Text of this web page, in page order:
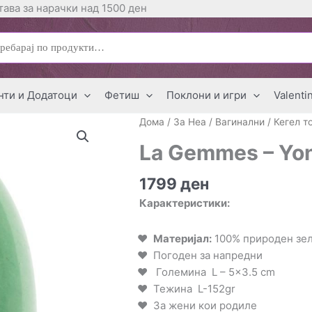
за нарачки над 1500 ден
и Додатоци Фетиш Поклони и игри
Дома / За Неа / Вагинални / Кегел
La Gemmes –
1799 ден
Карактеристики:
Материјал: 100% природен
Погоден за напредни
Големина L – 5×3.5 cm
Тежина L-152gr
За жени кои родиле